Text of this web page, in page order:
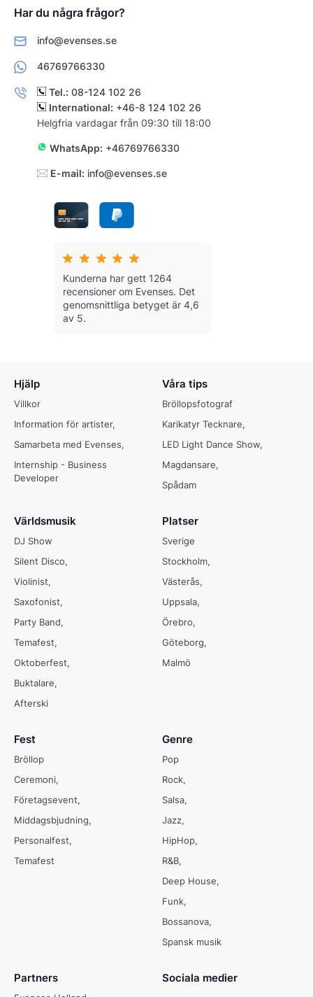
Har du några frågor?
info@evenses.se
46769766330
Tel.: 08-124 102 26
International: +46-8 124 102 26
Helgfria vardagar från 09:30 till 18:00
WhatsApp: +46769766330
E-mail: info@evenses.se
Kunderna har gett 1264
recensioner om Evenses. Det
genomsnittliga betyget är 4,6
av 5.
Hjälp
Villkor
Information för artister
Samarbeta med Evenses
Internship - Business
Developer
Våra tips
Bröllopsfotograf
Karikatyr Tecknare
LED Light Dance Show
Magdansare
Spådam
Världsmusik
DJ Show
Silent Disco
Violinist
Saxofonist
Party Band
Temafest
Oktoberfest
Buktalare
Afterski
Platser
Sverige
Stockholm
Västerås
Uppsala
Örebro
Göteborg
Malmö
Fest
Bröllop
Ceremoni
Företagsevent
Middagsbjudning
Personalfest
Temafest
Genre
Pop
Rock
Salsa
Jazz
HipHop
R&B
Deep House
Funk
Bossanova
Spansk musik
Partners Sociala medier